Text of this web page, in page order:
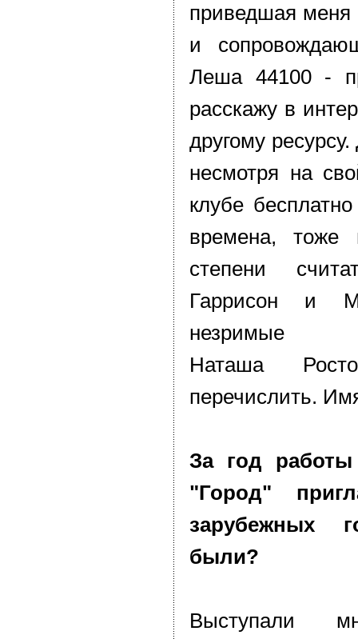
приведшая меня
и
Леша 44100 -
расскажу в
другому
несмотря на
клубе
времена, тоже
степени
Гаррисон и
незримые
Наташа
перечислить.
За год
"Город"
зарубежных
были?
Выступали